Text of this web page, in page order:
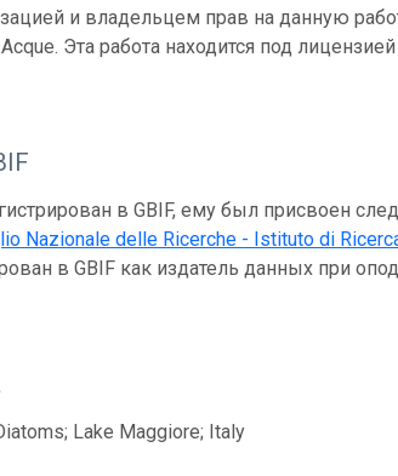
и владельцем прав на данную
Эта работа находится под
в GBIF, ему был присвоен
Nazionale delle Ricerche - Istituto di
в GBIF как издатель данных при
Lake Maggiore; Italy